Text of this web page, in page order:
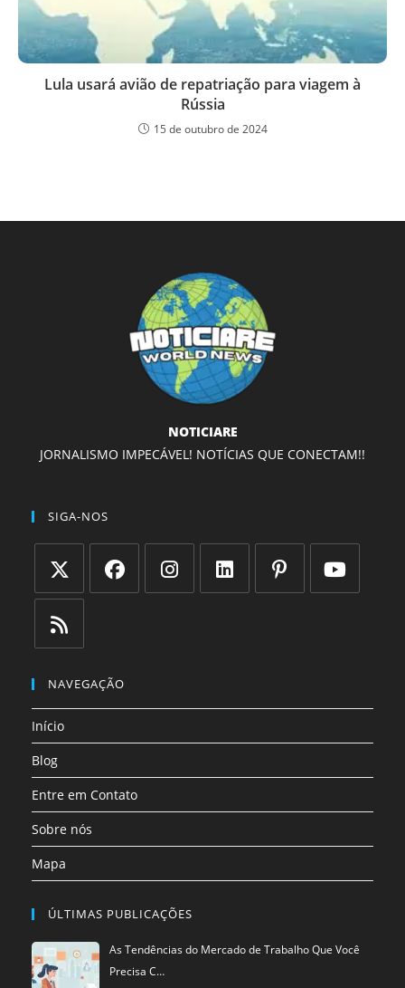
Lula usará avião de repatriação para viagem à
Rússia
15 de outubro de 2024
NOTICIARE
JORNALISMO IMPECÁVEL! NOTÍCIAS QUE CONECTAM!!
SIGA-NOS
Abre
em
uma
aba
aba
em
uma
nova
NAVEGAÇÃO
Início
Blog
Entre em Contato
Sobre nós
Mapa
ÚLTIMAS PUBLICAÇÕES
As Tendências do Mercado de Trabalho Que Você
Precisa C…